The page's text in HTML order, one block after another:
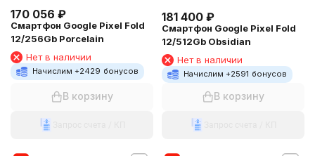
170 056 ₽
Смартфон Google Pixel Fold
12/256Gb Porcelain
Нет в наличии
Начислим +2429 бонусов
В корзину
181 400 ₽
Смартфон Google Pixel Fold
12/512Gb Obsidian
Нет в наличии
Начислим +2591 бонусов
В корзину